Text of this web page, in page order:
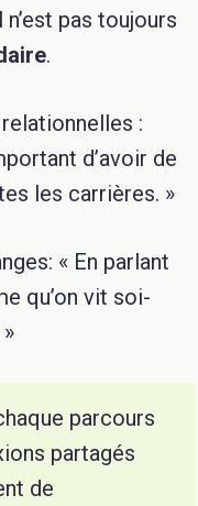
pas toujours
.
:
d’avoir de
les carrières. »
« En parlant
qu’on vit soi-
parcours
partagés
de